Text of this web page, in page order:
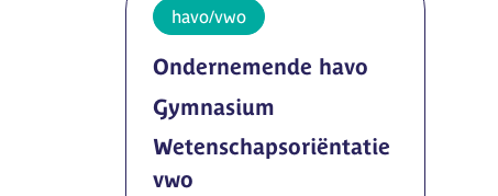
havo/vwo
Ondernemende havo
Gymnasium
Wetenschapsoriëntatie
vwo